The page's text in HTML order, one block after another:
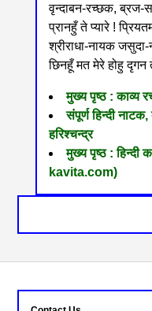
वृन्दाबन-रच्छक, ब्रज-
प्रानहुँ ते प्यारे !
श्रीराधा-नायक
छिनहूँ मत मेरे होहु दृगन
मुख्य पृष्ठ : काव्य
संपूर्ण हिन्दी
हरिश्चन्द्र
मुख्य पृष्ठ : हिन्दी
kavita.com)